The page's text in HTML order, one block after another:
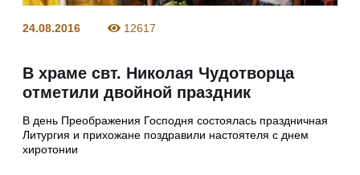
24.08.2016 12617
В храме свт. Николая Чудотворца
отметили двойной праздник
В день Преображения Господня состоялась праздничная
Литургия и прихожане поздравили настоятеля с днем
хиротонии